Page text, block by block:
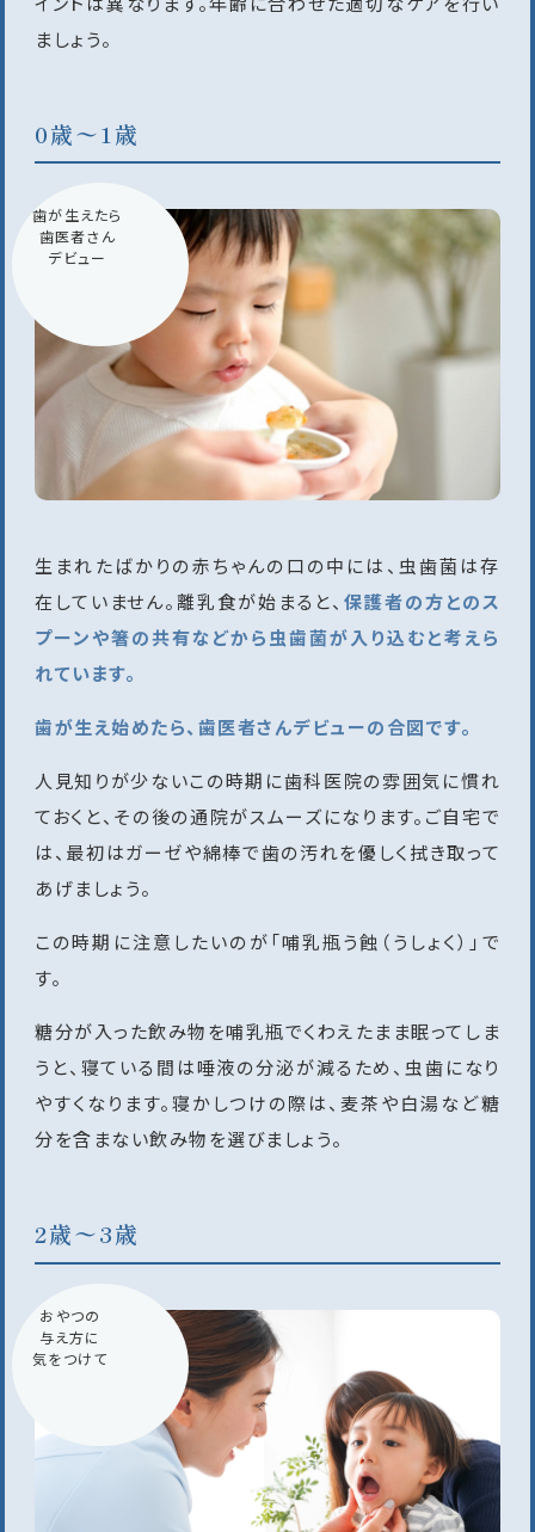
ましょう。
0歳〜1歳
生まれたばかりの赤ちゃんの口の中には、虫歯菌は存
在していません。離乳食が始まると、保護者の方とのス
プーンや箸の共有などから虫歯菌が入り込むと考えら
れています。
歯が生え始めたら、歯医者さんデビューの合図です。
人見知りが少ないこの時期に歯科医院の雰囲気に慣れ
ておくと、その後の通院がスムーズになります。ご自宅で
は、最初はガーゼや綿棒で歯の汚れを優しく拭き取って
あげましょう。
この時期に注意したいのが「哺乳瓶う蝕（うしょく）」で
す。
糖分が入った飲み物を哺乳瓶でくわえたまま眠ってしま
うと、寝ている間は唾液の分泌が減るため、虫歯になり
やすくなります。寝かしつけの際は、麦茶や白湯など糖
分を含まない飲み物を選びましょう。
歯が生えたら
歯医者さん
デビュー
2歳〜3歳
おやつの
与え方に
気をつけて